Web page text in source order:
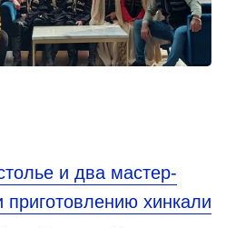
и два мастер-
приготовлению хинкали